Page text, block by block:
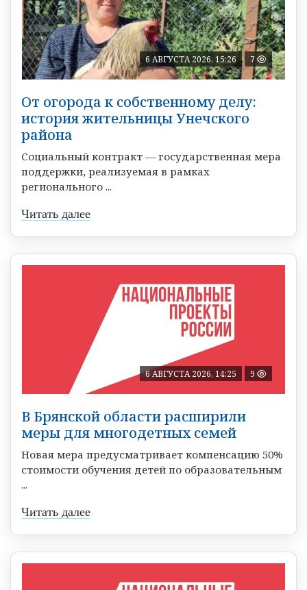
6 АВГУСТА 2026, 15:26 7
От огорода к собственному делу:
история жительницы Унечского
района
Социальный контракт — государственная мера
поддержки, реализуемая в рамках
регионального ...
Читать далее
6 АВГУСТА 2026, 14:25 9
В Брянской области расширили
меры для многодетных семей
Новая мера предусматривает компенсацию 50%
стоимости обучения детей по образовательным
...
Читать далее